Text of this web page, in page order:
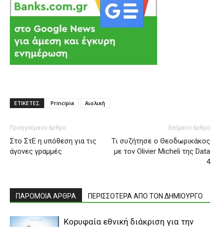
ΕΤΙΚΕΤΕΣ Principia Αιολική
Προηγούμενο άρθρο
Στο ΣτΕ η υπόθεση για τις
άγονες γραμμές
Επόμενο άρθρο
Τι συζήτησε ο Θεοδωρικάκος
με τον Olivier Micheli της Data
4
ΠΑΡΟΜΟΙΑ ΑΡΘΡΑ ΠΕΡΙΣΣΟΤΕΡΑ ΑΠΟ ΤΟΝ ΔΗΜΙΟΥΡΓΟ
Κορυφαία εθνική διάκριση για την